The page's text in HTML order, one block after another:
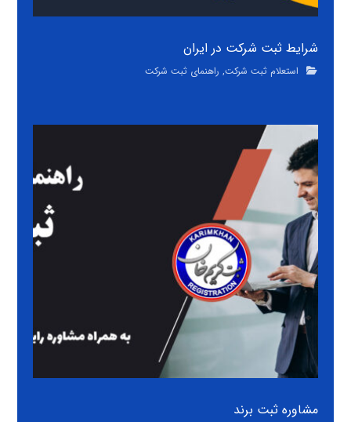
شرایط ثبت شرکت در ایران
استعلام ثبت شرکت, راهنمای ثبت شرکت
مشاوره ثبت برند